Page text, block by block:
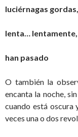
luciérnagas gordas,
lenta… lentamente,
han pasado
O también la
encanta la noche,
cuando está oscura
veces una o dos